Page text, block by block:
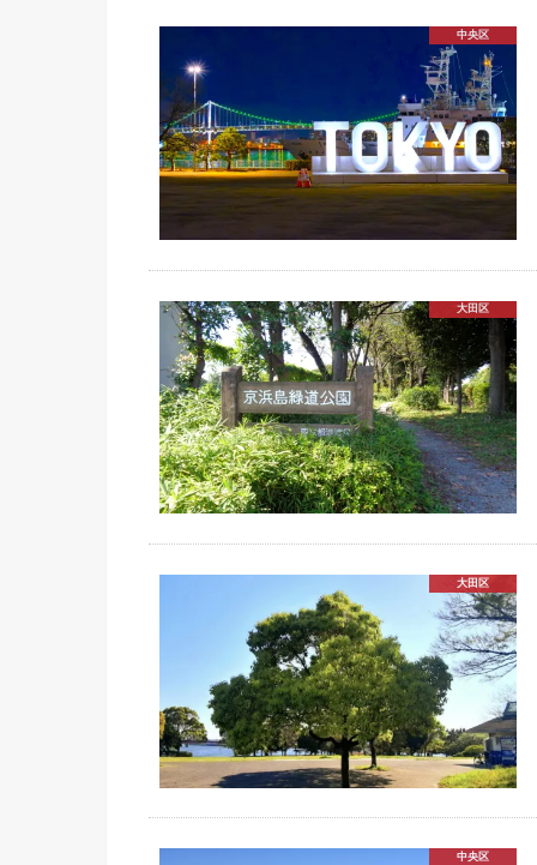
中央区
大田区
大田区
中央区